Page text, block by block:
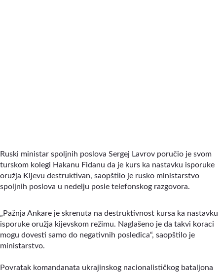
Ruski ministar spoljnih poslova Sergej Lavrov poručio je svom
turskom kolegi Hakanu Fidanu da je kurs ka nastavku isporuke
oružja Kijevu destruktivan, saopštilo je rusko ministarstvo
spoljnih poslova u nedelju posle telefonskog razgovora.
„Pažnja Ankare je skrenuta na destruktivnost kursa ka nastavku
isporuke oružja kijevskom režimu. Naglašeno je da takvi koraci
mogu dovesti samo do negativnih posledica“, saopštilo je
ministarstvo.
Povratak komandanata ukrajinskog nacionalističkog bataljona